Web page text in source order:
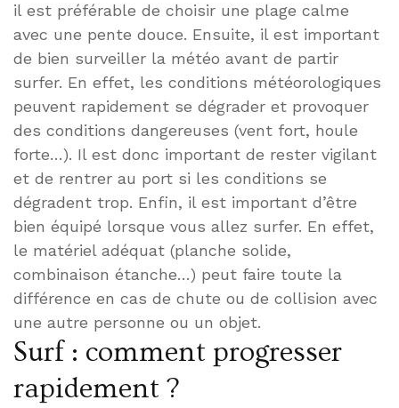
il est préférable de choisir une plage calme
avec une pente douce. Ensuite, il est important
de bien surveiller la météo avant de partir
surfer. En effet, les conditions météorologiques
peuvent rapidement se dégrader et provoquer
des conditions dangereuses (vent fort, houle
forte…). Il est donc important de rester vigilant
et de rentrer au port si les conditions se
dégradent trop. Enfin, il est important d’être
bien équipé lorsque vous allez surfer. En effet,
le matériel adéquat (planche solide,
combinaison étanche…) peut faire toute la
différence en cas de chute ou de collision avec
une autre personne ou un objet.
Surf : comment progresser
rapidement ?